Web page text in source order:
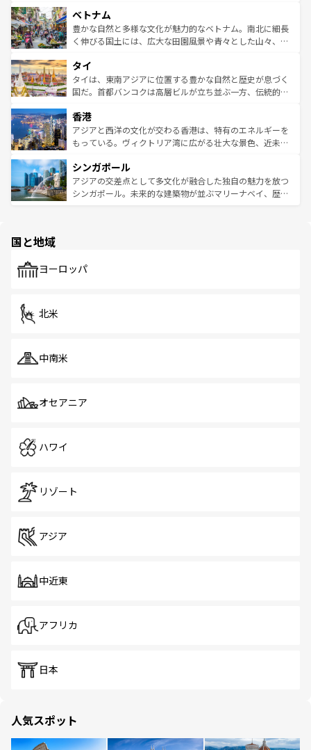
参照してほしい。
容にもいいと評判のスイーツなど、バラエティ豊かな料理
が味わえる。 なお、新着の台湾情報は コンテンツ一覧を参
照してほしい。
き、地方に足を延ばせば四季折々の自然美を楽しむことが
できる。そして、キムチや焼肉、絶品のストリートフード
まで、さまざまな韓国料理が待っている。夜には、韓国な
リティに包まれながら、韓国の多彩な魅力を心ゆくまで味
わってみてほしい。 なお、新着の韓国情報はコンテンツ一
覧を参照してほしい。
ベトナム
豊かな自然と多様な文化が魅力的なベトナム。南北に細長
く伸びる国土には、広大な田園風景や青々とした山々、世
急速な発展と共に伝統が息づく。ハノイの古い町並みやホ
ーチミン市のフランス統治時代の建物も、独特の雰囲気を
醸し出している。また、バラエティの豊かさとおいしさで
とつ。フォーやバインミー、ベトナムコーヒーなどは、ぜ
ひ現地で味わいたい。どの地域を訪れてもあたたかい人々
が旅行者を迎えてくれるので、きっと忘れられない旅にな
参照してほしい。
タイ
タイは、東南アジアに位置する豊かな自然と歴史が息づく
国だ。首都バンコクは高層ビルが立ち並ぶ一方、伝統的な
の活気が交差している。北部ではチェンマイなどの山岳地
帯で自然と触れ合い、南部ではプーケットやクラビの美し
いビーチでリゾート気分を楽しむことができる。タイ料理
激する。気候は一年中温暖で、どの季節にも異なる楽しみ
が待っている。親しみやすいタイの人々、仏教を中心とし
た文化、そして多様な観光資源が、訪れる旅人を魅了し続
香港
アジアと西洋の文化が交わる香港は、特有のエネルギーを
もっている。ヴィクトリア湾に広がる壮大な景色、近未来
み、どこを訪れても感動するはず。観光スポットが密集し
ており、効率よく見どころを回れるのも魅力。息をのむよ
うな絶景から文化的な体験まで、香港を存分に楽しみ尽く
シンガポール
アジアの交差点として多文化が融合した独自の魅力を放つ
シンガポール。未来的な建築物が並ぶマリーナベイ、歴史
で、ホーカーズは地元の風情を楽しめる外せないスポット
国と地域
ヨーロッパ
北米
中南米
オセアニア
ハワイ
リゾート
アジア
中近東
アフリカ
日本
人気スポット